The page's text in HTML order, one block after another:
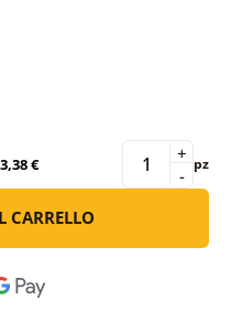
€ -
+ pz
CARRELLO